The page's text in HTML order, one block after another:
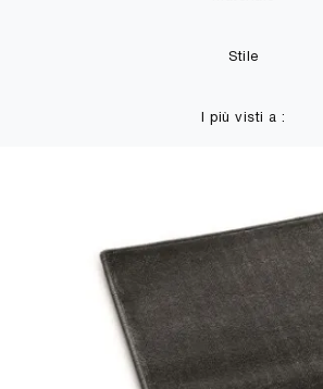
Stile
I più visti a :